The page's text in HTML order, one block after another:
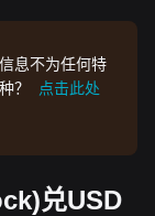
息不为任何特
？
点击此处
兑USD